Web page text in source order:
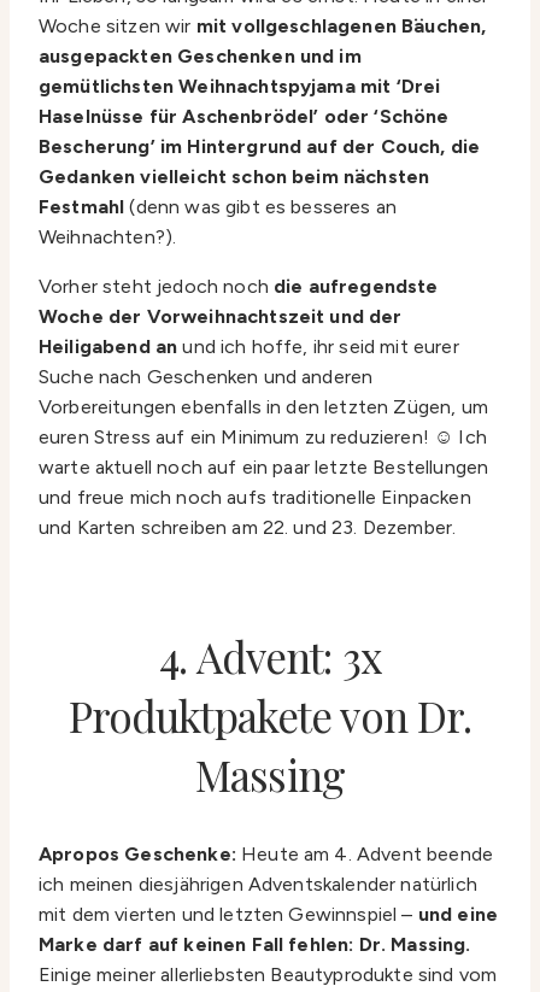
Woche sitzen wir mit vollgeschlagenen Bäuchen,
ausgepackten Geschenken und im
gemütlichsten Weihnachtspyjama mit ‘Drei
Haselnüsse für Aschenbrödel’ oder ‘Schöne
Bescherung’ im Hintergrund auf der Couch, die
Gedanken vielleicht schon beim nächsten
Festmahl (denn was gibt es besseres an
Weihnachten?).
Vorher steht jedoch noch die aufregendste
Woche der Vorweihnachtszeit und der
Heiligabend an und ich hoffe, ihr seid mit eurer
Suche nach Geschenken und anderen
Vorbereitungen ebenfalls in den letzten Zügen, um
euren Stress auf ein Minimum zu reduzieren! ☺️ Ich
warte aktuell noch auf ein paar letzte Bestellungen
und freue mich noch aufs traditionelle Einpacken
und Karten schreiben am 22. und 23. Dezember.
4. Advent: 3x
Produktpakete von Dr.
Massing
Apropos Geschenke: Heute am 4. Advent beende
ich meinen diesjährigen Adventskalender natürlich
mit dem vierten und letzten Gewinnspiel – und eine
Marke darf auf keinen Fall fehlen: Dr. Massing.
Einige meiner allerliebsten Beautyprodukte sind vom